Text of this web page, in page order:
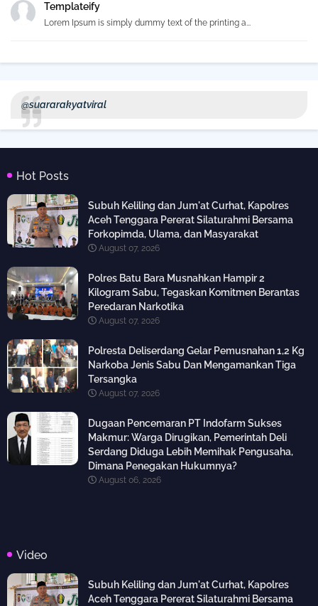
Templateify
Lorem Ipsum is simply dummy text of the printing a...
@suararakyatviral
Hot Posts
Subuh Keliling dan Jum'at Curhat, Kapolres
Aceh Tenggara Pererat Silaturahmi Bersama
Forkopimda, Ulama, dan Masyarakat
August 07, 2026
Polres Batu Bara Musnahkan Hampir 2
Kilogram Sabu, Tegaskan Komitmen Berantas
Peredaran Narkotika
August 07, 2026
Polresta Deliserdang Gelar Pemusnahan 1,2 Kg
Narkoba Jenis Sabu Dan Mengamankan Tiga
Tersangka
August 07, 2026
Dugaan Pencemaran PT Indofarm Sukses
Makmur: Warga Dirugikan, Pemerintah Deli
Serdang Diduga Lebih Memihak Pengusaha,
Dimana Penegakan Hukumnya?
August 06, 2026
Video
Subuh Keliling dan Jum'at Curhat, Kapolres
Aceh Tenggara Pererat Silaturahmi Bersama